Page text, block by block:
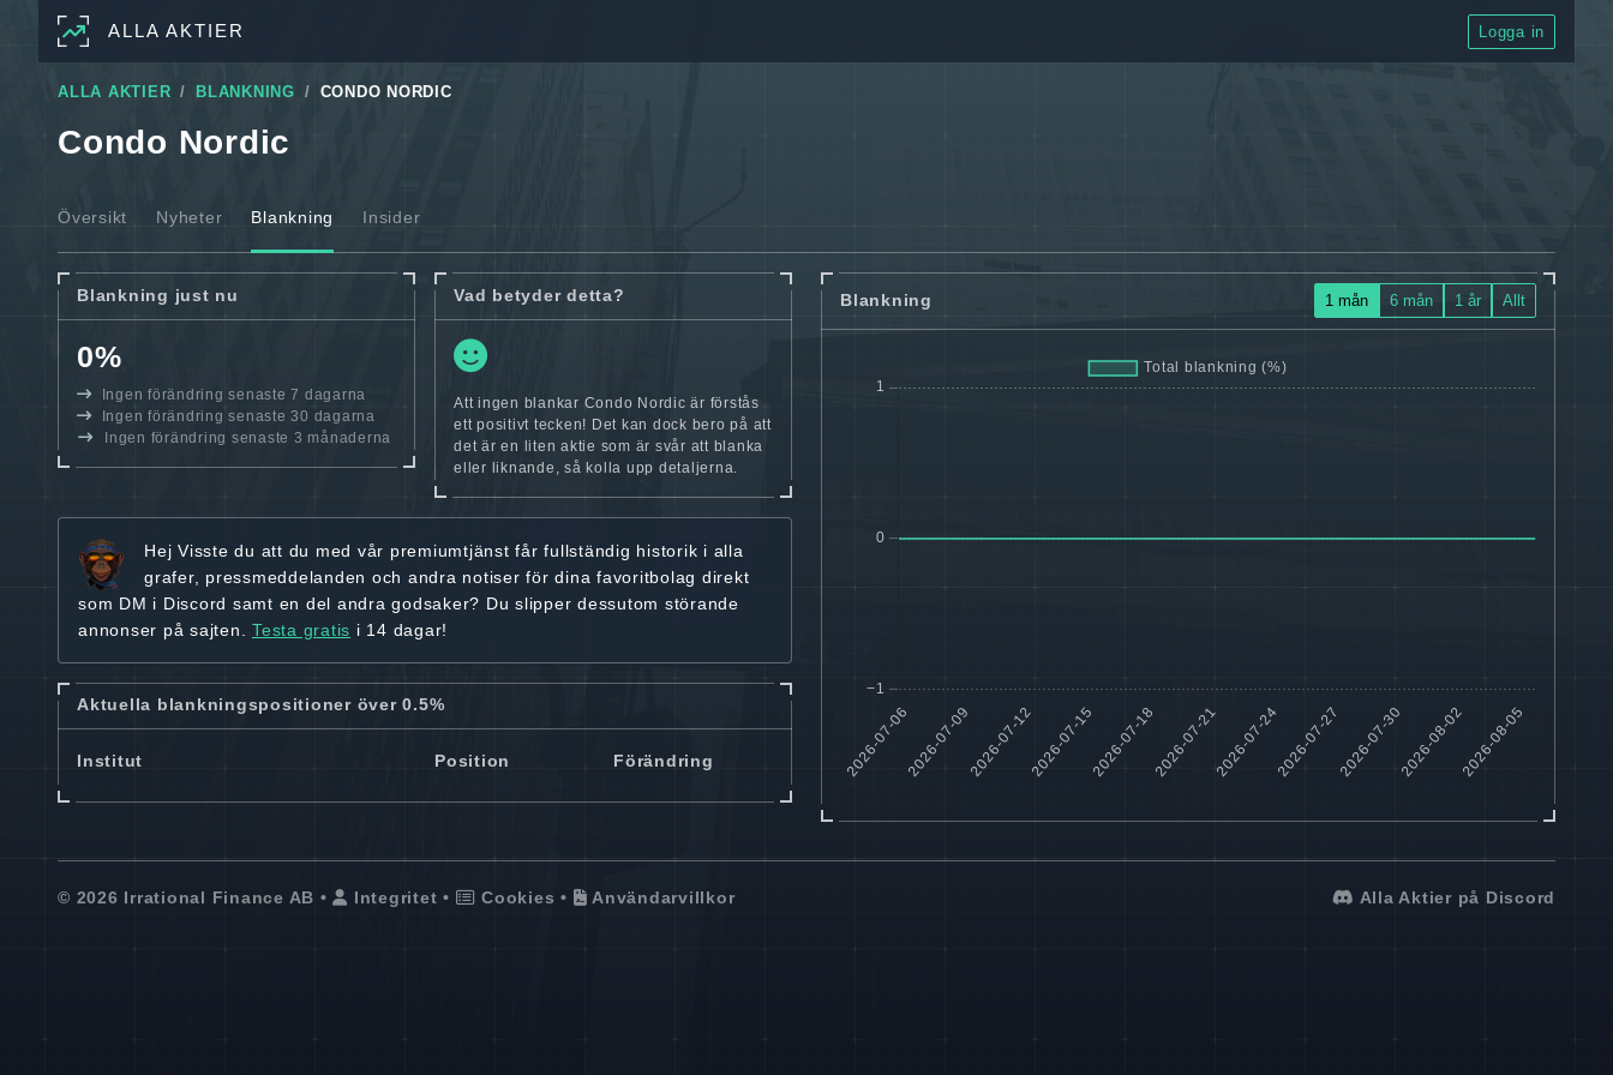
ALLA AKTIER Logga in
ALLA AKTIER BLANKNING CONDO NORDIC
Condo Nordic
Översikt Nyheter Blankning Insider
Blankning just nu
0%
Ingen förändring senaste 7 dagarna
Ingen förändring senaste 30 dagarna
Ingen förändring senaste 3 månaderna
Vad betyder detta?
Att ingen blankar Condo Nordic är förstås
ett positivt tecken! Det kan dock bero på att
det är en liten aktie som är svår att blanka
eller liknande, så kolla upp detaljerna.
Hej Visste du att du med vår premiumtjänst fårfullständig historik i alla
grafer, pressmeddelanden och andra notiser för dina favoritbolag direkt
som DM i Discord samt en del andra godsaker? Du slipper dessutom störande
annonser på sajten. Testa gratis i 14 dagar!
Aktuella blankningspositioner över 0.5%
Institut Position Förändring
Blankning 1 mån 6 mån 1 år Allt
© 2026 Irrational Finance AB • Integritet • Cookies • Användarvillkor Alla Aktier på Discord